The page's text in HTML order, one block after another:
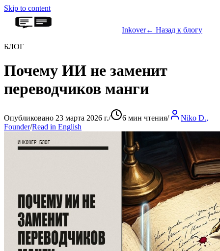
Skip to content
Inkover← Назад к блогу
БЛОГ
Почему ИИ не заменит
переводчиков манги
Опубликовано 23 марта 2026 г./ 6 мин чтения/ Niko D.,
Founder/Read in English